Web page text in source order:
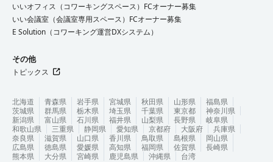
いいオフィス（コワーキングスペース）FCオーナー募集
いい会議室（会議室専用スペース）FCオーナー募集
E Solution（コワーキング運営DXシステム）
その他
トピックス
北海道 青森県 岩手県 宮城県 秋田県 山形県
福島県
茨城県
群馬県 栃木県 埼玉県 千葉県 東京都
神奈川県
新潟県
富山県 石川県 福井県 山梨県 長野県
岐阜県
和歌山県
三重県 静岡県 愛知県 京都府 大阪府
兵庫県
奈良県
滋賀県 山口県 香川県 鳥取県 島根県
岡山県
広島県
徳島県 愛媛県 高知県 福岡県 佐賀県
長崎県
熊本県
大分県 宮崎県 鹿児島県 沖縄県
台湾